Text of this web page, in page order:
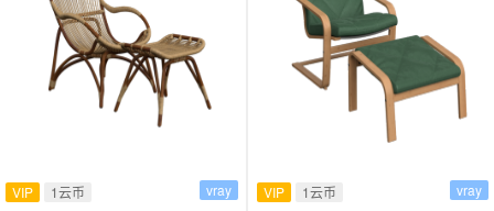
VIP 1云币 vray VIP 1云币 vray